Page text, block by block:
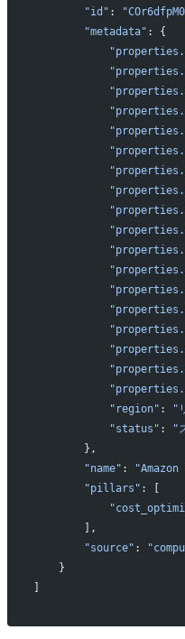
        "id"
:
        "metadata"
: {
            "region"
: "
            "status"
:
"
        },
        "name"
:
"Amazon
        "pillars"
: [
        ],
        "source"
:
    }
]